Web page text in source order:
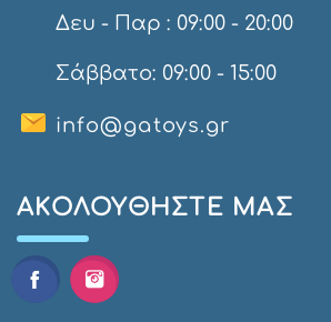
Δευ - Παρ : 09:00 - 20:00
Σάββατο: 09:00 - 15:00
info@gatoys.gr
AΚΟΛΟΥΘΉΣΤΕ ΜΑΣ